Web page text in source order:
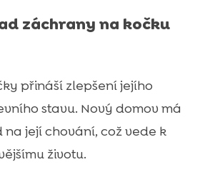
záchrany na kočku
přináší zlepšení jejího
stavu. Nový domov má
její chování, což vede k
životu.